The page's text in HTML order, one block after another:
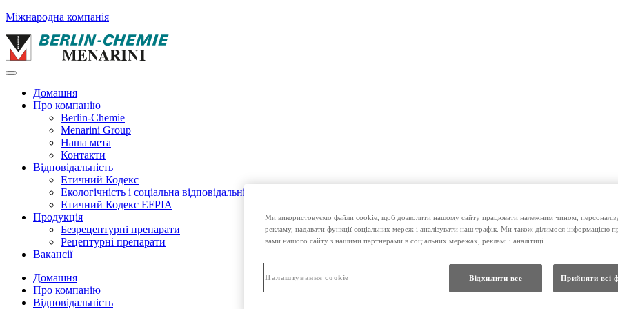
Міжнародна компанія
Домашня
Про компанію
Berlin-Chemie
Menarini Group
Наша мета
Контакти
Відповідальність
Етичний Кодекс
Екологічність і соціальна відповідальність
Етичний Кодекс EFPIA
Продукція
Безрецептурні препарати
Рецептурні препарати
Вакансії
Домашня
Про компанію
Відповідальність
Ми використовуємо файли cookie, щоб дозволити нашому сайту працювати належним чином,
рекламу, надавати функції соціальних мереж і аналізувати наш трафік. Ми також ділимося інформацією
вами нашого сайту з нашими партнерами в соціальних мережах, рекламі і аналітиці.
Відхилити все Прийняти всі
Налаштування cookie